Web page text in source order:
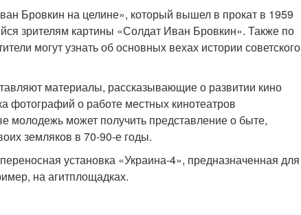
Бровкин на целине», который вышел в прокат в 1959
зрителям картины «Солдат Иван Бровкин». Также по
могут узнать об основных вехах истории советского
материалы, рассказывающие о развитии кино
фотографий о работе местных кинотеатров
молодежь может получить представление о быте,
земляков в 70-90-е годы.
установка «Украина-4», предназначенная для
на агитплощадках.